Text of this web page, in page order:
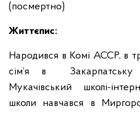
(посмертно)
Життєпис:
Народився в Комі АССР, в
сім’я в Закарпатську
Мукачівський школі-
школи навчався в